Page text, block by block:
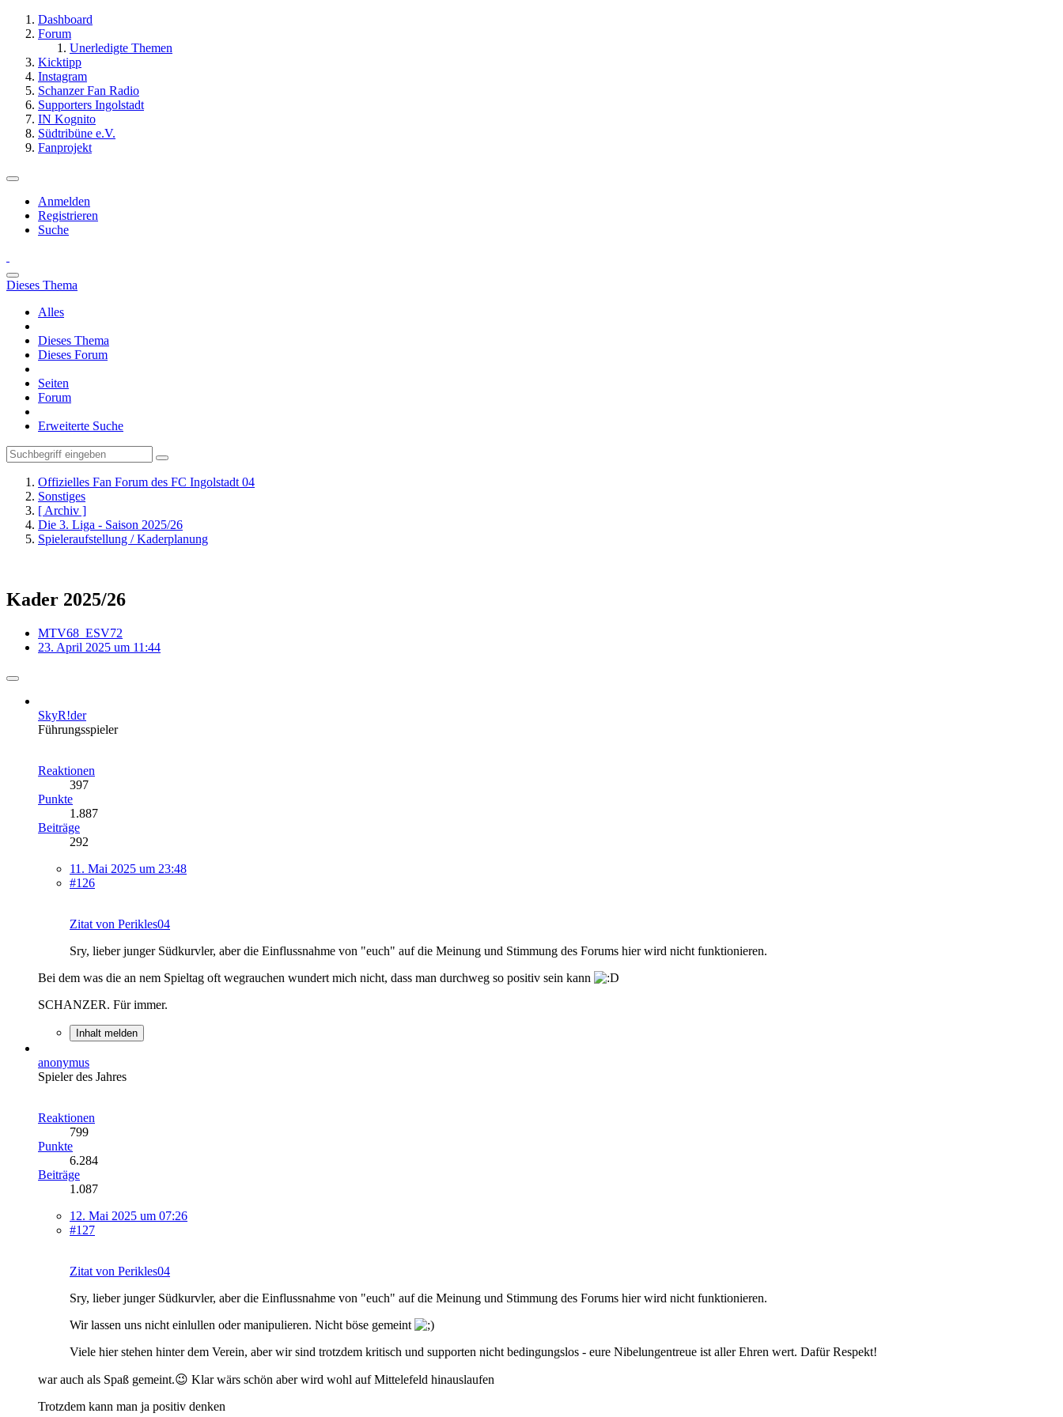
Dashboard
Forum
Unerledigte Themen
Kicktipp
Instagram
Schanzer Fan Radio
Supporters Ingolstadt
IN Kognito
Südtribüne e.V.
Fanprojekt
Anmelden
Registrieren
Suche
Dieses Thema
Alles
Dieses Thema
Dieses Forum
Seiten
Forum
Erweiterte Suche
Offizielles Fan Forum des FC Ingolstadt 04
Sonstiges
[ Archiv ]
Die 3. Liga - Saison 2025/26
Spieleraufstellung / Kaderplanung
Kader 2025/26
MTV68_ESV72
23. April 2025 um 11:44
SkyR!der
Führungsspieler
Reaktionen
397
Punkte
1.887
Beiträge
292
11. Mai 2025 um 23:48
#126
Zitat von Perikles04
Sry, lieber junger Südkurvler, aber die Einflussnahme von "euch" auf die Meinung und Stimmung des Forums hier wird nicht funktionieren.
Bei dem was die an nem Spieltag oft wegrauchen wundert mich nicht, dass man durchweg so positiv sein kann
SCHANZER. Für immer.
Inhalt melden
anonymus
Spieler des Jahres
Reaktionen
799
Punkte
6.284
Beiträge
1.087
12. Mai 2025 um 07:26
#127
Zitat von Perikles04
Sry, lieber junger Südkurvler, aber die Einflussnahme von "euch" auf die Meinung und Stimmung des Forums hier wird nicht funktionieren.
Wir lassen uns nicht einlullen oder manipulieren. Nicht böse gemeint
Viele hier stehen hinter dem Verein, aber wir sind trotzdem kritisch und supporten nicht bedingungslos - eure Nibelungentreue ist aller Ehren wert. Dafür Respekt!
war auch als Spaß gemeint.😉 Klar wärs schön aber wird wohl auf Mittelefeld hinauslaufen
Trotzdem kann man ja positiv denken